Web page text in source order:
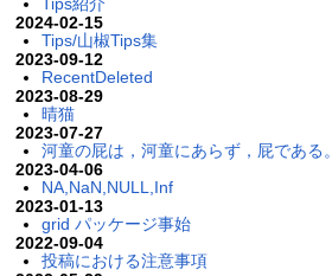
Tips紹介
2024-02-15
Tips/山椒Tips集
2023-09-12
RecentDeleted
2023-08-29
晴猫
2023-07-27
河童の屁は，河童にあらず，屁である。
2023-04-06
NA,NaN,NULL,Inf
2023-01-13
grid パッケージ事始
2022-09-04
投稿における注意事項